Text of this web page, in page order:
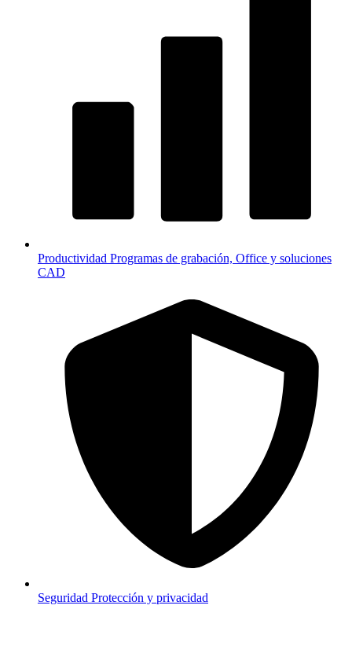
Productividad Programas de grabación, Office y soluciones
CAD
Seguridad Protección y privacidad